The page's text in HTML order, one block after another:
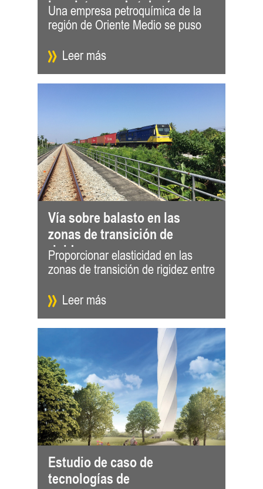
los sistemas de tuberías
de una planta
Una empresa petroquímica de la
región de Oriente Medio se puso
en contacto con GERB para que le
Leer más
Vía sobre balasto en las
zonas de transición de
rigidez
Proporcionar elasticidad en las
zonas de transición de rigidez entre
el puente de hormigón y la losa de
Leer más
Estudio de caso de
tecnologías de